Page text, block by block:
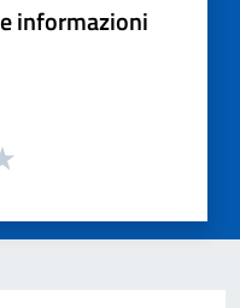
informazioni